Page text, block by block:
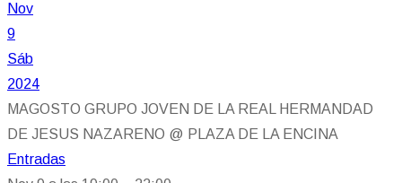
Nov
9
Sáb
2024
MAGOSTO GRUPO JOVEN DE LA REAL HERMANDAD
DE JESUS NAZARENO @ PLAZA DE LA ENCINA
Entradas